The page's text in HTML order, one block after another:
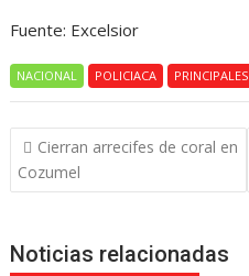
Fuente: Excelsior
NACIONAL POLICIACA PRINCIPALES
Navegación
de
entradas
Cierran arrecifes de coral en
Cozumel
Noticias relacionadas